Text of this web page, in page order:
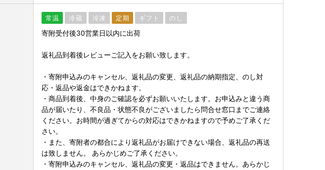
常温 冷蔵 冷凍 定期 ギフト のし
寄附受付後30営業日以内に出荷
返礼品到着後レビューご記入をお願い致します。
・寄附申込みのキャンセル、返礼品の変更、返礼品の納期指定、のし対
応・返品や返金はできかねます。
・商品到着後、中身のご確認を必ずお願いいたします。お申込みと違う商
品が届いたり、不良品・状態不良がございましたら問合せ窓口までご連絡
ください。お時間が過ぎてからの対応はできかねますので予めご了承くだ
さい。
・また、寄附者の都合により返礼品がお届けできない場合、返礼品の再送
は致しません。 あらかじめご了承ください。
・寄附申込みのキャンセル、返礼品の変更・返品はできません。あらかじ